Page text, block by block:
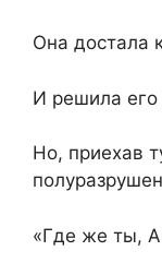
Она достала
И решила его
Но, приехав
«Где же ты,